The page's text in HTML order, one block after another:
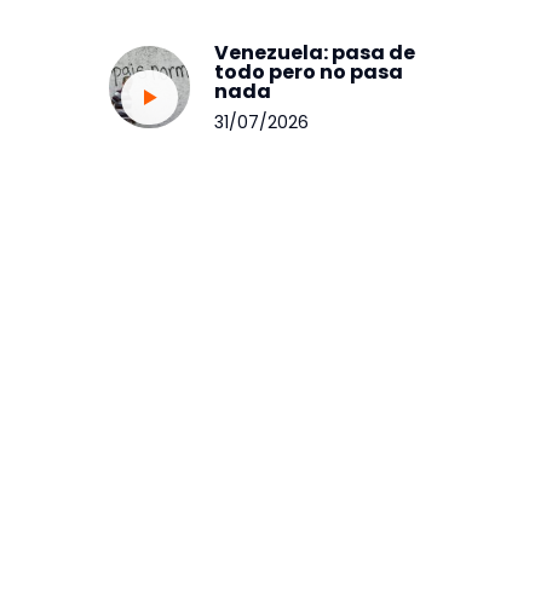
Venezuela: pasa de
todo pero no pasa
nada
31/07/2026